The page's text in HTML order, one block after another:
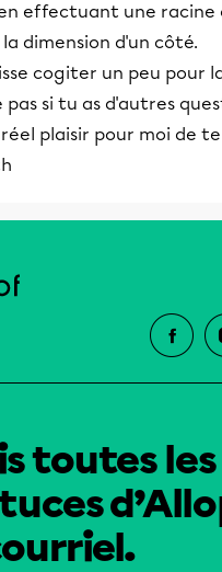
en effectuant une
dimension d'un côté.
cogiter un peu pour
pas si tu as d'autres
plaisir pour moi de
toutes